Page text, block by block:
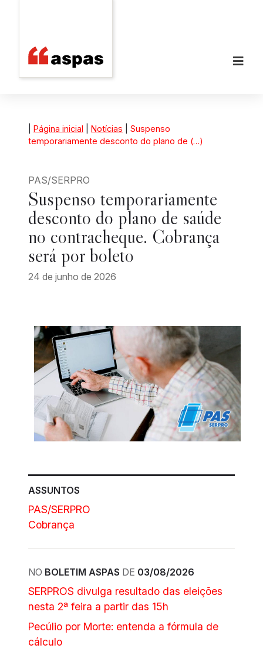
Página inicial Notícias
Suspenso
temporariamente desconto do plano de (…)
PAS/SERPRO
Suspenso temporariamente
desconto do plano de saúde
no contracheque. Cobrança
será por boleto
24 de junho de 2026
ASSUNTOS
PAS/SERPRO
Cobrança
NO BOLETIM ASPAS DE 03/08/2026
SERPROS divulga resultado das eleições
nesta 2ª feira a partir das 15h
Pecúlio por Morte: entenda a fórmula de
cálculo